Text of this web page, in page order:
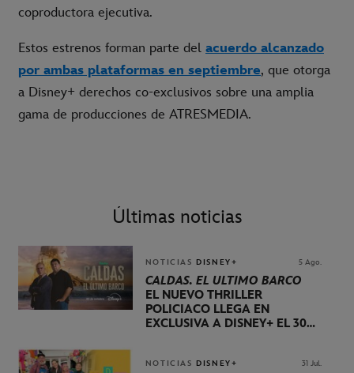
coproductora ejecutiva.
Estos estrenos forman parte del acuerdo alcanzado
por ambas plataformas en septiembre, que otorga
a Disney+ derechos co-exclusivos sobre una amplia
gama de producciones de ATRESMEDIA.
Últimas noticias
NOTICIAS DISNEY+ 5 Ago.
CALDAS. EL ÚLTIMO BARCO
EL NUEVO THRILLER
POLICIACO LLEGA EN
EXCLUSIVA A DISNEY+ EL 30
NOTICIAS DISNEY+ 31 Jul.